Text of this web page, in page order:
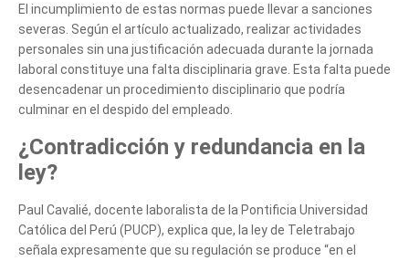
El incumplimiento de estas normas puede llevar a sanciones
severas. Según el artículo actualizado, realizar actividades
personales sin una justificación adecuada durante la jornada
laboral constituye una falta disciplinaria grave. Esta falta puede
desencadenar un procedimiento disciplinario que podría
culminar en el despido del empleado.
¿Contradicción y redundancia en la
ley?
Paul Cavalié, docente laboralista de la Pontificia Universidad
Católica del Perú (PUCP), explica que, la ley de Teletrabajo
señala expresamente que su regulación se produce “en el